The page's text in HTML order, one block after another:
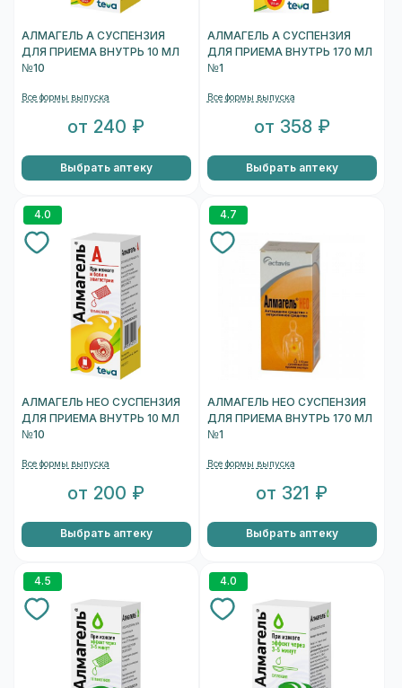
АЛМАГЕЛЬ А СУСПЕНЗИЯ
ДЛЯ ПРИЕМА ВНУТРЬ 10 МЛ
№10
Все формы выпуска
от 240 ₽
Выбрать аптеку
АЛМАГЕЛЬ А СУСПЕНЗИЯ
ДЛЯ ПРИЕМА ВНУТРЬ 170 МЛ
№1
Все формы выпуска
от 358 ₽
Выбрать аптеку
4.0
АЛМАГЕЛЬ НЕО СУСПЕНЗИЯ
ДЛЯ ПРИЕМА ВНУТРЬ 10 МЛ
№10
Все формы выпуска
от 200 ₽
Выбрать аптеку
4.7
АЛМАГЕЛЬ НЕО СУСПЕНЗИЯ
ДЛЯ ПРИЕМА ВНУТРЬ 170 МЛ
№1
Все формы выпуска
от 321 ₽
Выбрать аптеку
4.5 4.0